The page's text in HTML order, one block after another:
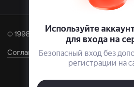
© 1998—2026 ООО «ТМграфика»
Соглашение об обработке